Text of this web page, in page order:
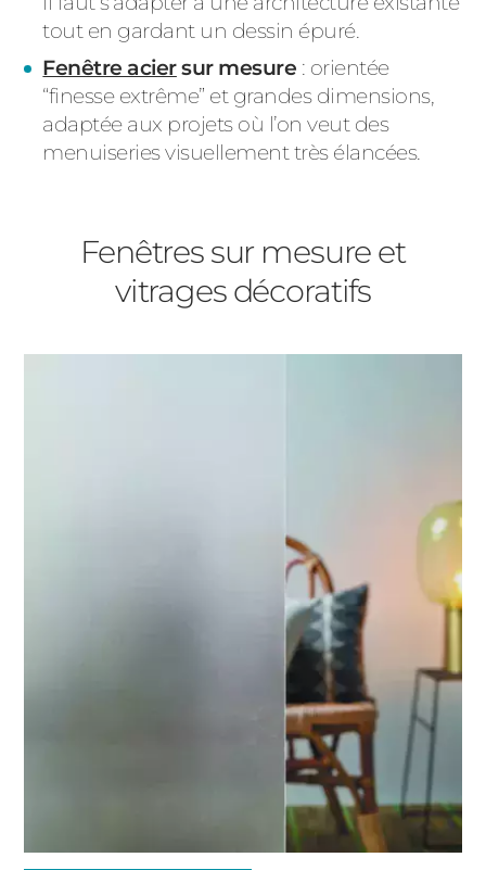
tout en gardant un dessin épuré.
Fenêtre aciersur mesure : orientée
“finesse extrême” et grandes dimensions,
adaptée aux projets où l’on veut des
menuiseries visuellement très élancées.
Fenêtres sur mesure et
vitrages décoratifs